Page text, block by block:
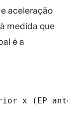
aceleração
medida que
é a
x (EP